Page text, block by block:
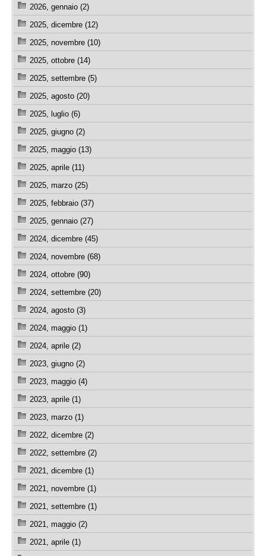
2026, gennaio (2)
2025, dicembre (12)
2025, novembre (10)
2025, ottobre (14)
2025, settembre (5)
2025, agosto (20)
2025, luglio (6)
2025, giugno (2)
2025, maggio (13)
2025, aprile (11)
2025, marzo (25)
2025, febbraio (37)
2025, gennaio (27)
2024, dicembre (45)
2024, novembre (68)
2024, ottobre (90)
2024, settembre (20)
2024, agosto (3)
2024, maggio (1)
2024, aprile (2)
2023, giugno (2)
2023, maggio (4)
2023, aprile (1)
2023, marzo (1)
2022, dicembre (2)
2022, settembre (2)
2021, dicembre (1)
2021, novembre (1)
2021, settembre (1)
2021, maggio (2)
2021, aprile (1)